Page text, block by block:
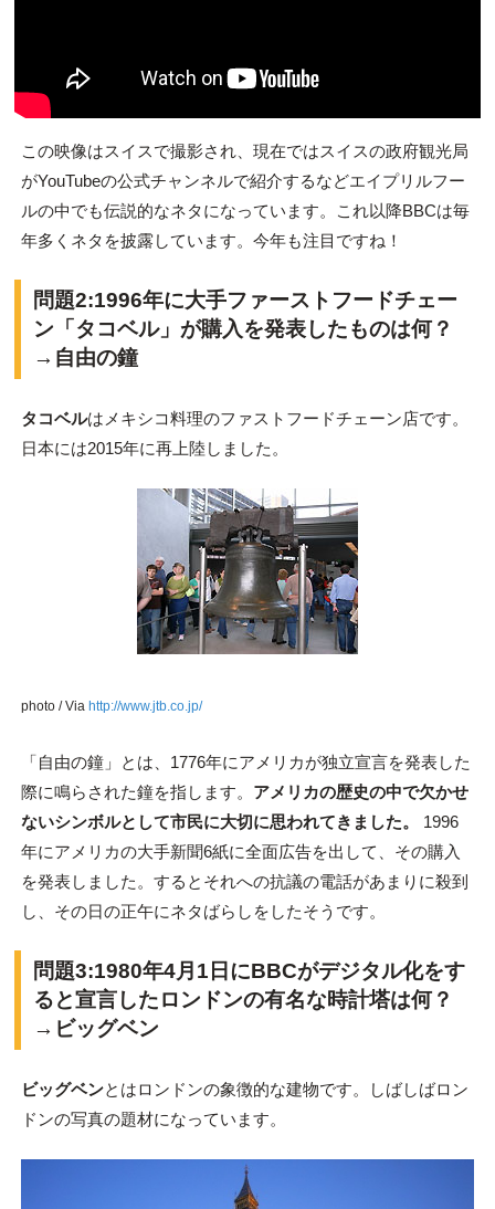
この映像はスイスで撮影され、現在ではスイスの政府観光局
がYouTubeの公式チャンネルで紹介するなどエイプリルフー
ルの中でも伝説的なネタになっています。これ以降BBCは毎
年多くネタを披露しています。今年も注目ですね！
問題2:1996年に大手ファーストフードチェー
ン「タコベル」が購入を発表したものは何？
→自由の鐘
タコベルはメキシコ料理のファストフードチェーン店です。
日本には2015年に再上陸しました。
photo / Via http://www.jtb.co.jp/
「自由の鐘」とは、1776年にアメリカが独立宣言を発表した
際に鳴らされた鐘を指します。 アメリカの歴史の中で欠かせ
ないシンボルとして市民に大切に思われてきました。
1996
年にアメリカの大手新聞6紙に全面広告を出して、その購入
を発表しました。するとそれへの抗議の電話があまりに殺到
し、その日の正午にネタばらしをしたそうです。
問題3:1980年4月1日にBBCがデジタル化をす
ると宣言したロンドンの有名な時計塔は何？
→ビッグベン
ビッグベンとはロンドンの象徴的な建物です。しばしばロン
ドンの写真の題材になっています。